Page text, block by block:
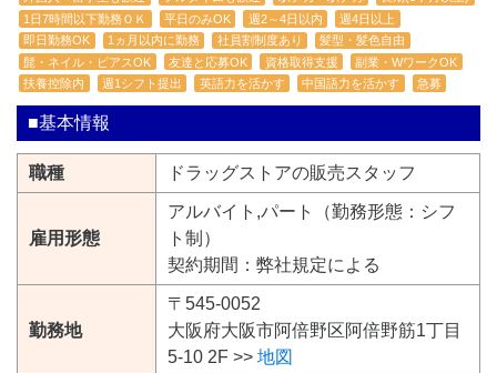
1日7時間以下勤務ＯＫ
平日のみOK 週2～4日以内
週4日以上
即日勤務OK
1ヵ月以内に勤務 社員割制度あり
髪型・髪色自由
髭・ネイル・ピアスOK
友達と応募OK 資格取得支援
副業・WワークOK
扶養控除内
週1シフト提出 英語力を活かす 中国語力を活かす 急募
■基本情報
職種 ドラッグストアの販売スタッフ
雇用形態
アルバイト,パート（勤務形態：シフ
ト制）
契約期間：弊社規定による
勤務地
〒545-0052
大阪府大阪市阿倍野区阿倍野筋1丁目
5-10 2F >> 地図